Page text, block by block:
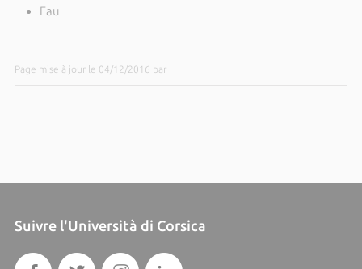
Eau
Page mise à jour le 04/12/2016 par
Suivre l'Università di Corsica